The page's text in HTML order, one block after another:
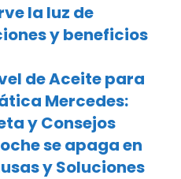
la luz de
y beneficios
de Aceite para
Mercedes:
y Consejos
se apaga en
y Soluciones